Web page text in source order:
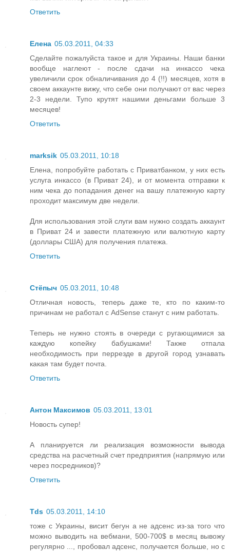
Ответить
Елена 05.03.2011, 04:33
Сделайте пожалуйста такое и для Украины. Наши банки
вообще наглеют - после сдачи на инкассо чека
увеличили срок обналичивания до 4 (!!) месяцев, хотя в
своем аккаунте вижу, что себе они получают от вас через
2-3 недели. Тупо крутят нашими деньгами больше 3
месяцев!
Ответить
marksik 05.03.2011, 10:18
Елена, попробуйте работать с Приватбанком, у них есть
услуга инкассо (в Приват 24), и от момента отправки к
ним чека до попадания денег на вашу платежную карту
проходит максимум две недели.
Для использования этой слуги вам нужно создать аккаунт
в Приват 24 и завести платежную или валютную карту
(доллары США) для получения платежа.
Ответить
Стёпыч 05.03.2011, 10:48
Отличная новость, теперь даже те, кто по каким-то
причинам не работал с AdSense станут с ним работать.
Теперь не нужно стоять в очереди с ругающимися за
каждую копейку бабушками! Также отпала
необходимость при перрезде в другой город узнавать
какая там будет почта.
Ответить
Антон Максимов 05.03.2011, 13:01
Новость супер!
А планируется ли реализация возможности вывода
средства на расчетный счет предприятия (напрямую или
через посредников)?
Ответить
Tds 05.03.2011, 14:10
тоже с Украины, висит бегун а не адсенс из-за того что
можно выводить на вебмани, 500-700$ в месяц вывожу
регулярно ..., пробовал адсенс, получается больше, но с